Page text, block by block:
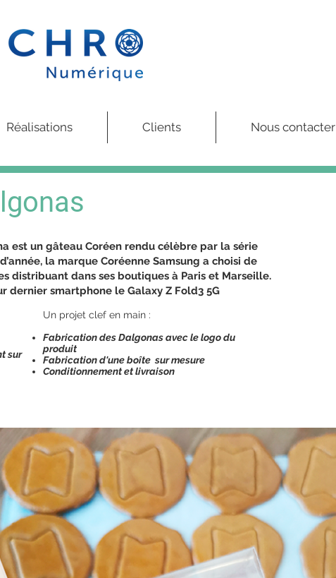
Réalisations Clients Nous contacter
est un gâteau Coréen rendu célèbre par la série
la marque Coréenne Samsung a choisi de
distribuant dans ses boutiques à Paris et Marseille.
dernier smartphone le Galaxy Z Fold3 5G
sur
Un projet clef en main :
Fabrication des Dalgonas avec le logo du
produit
Fabrication d'une boîte sur mesure
Conditionnement et livraison